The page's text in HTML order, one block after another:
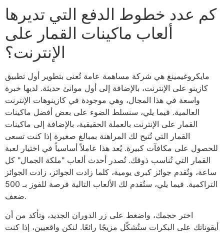
كم عدد خطوط الدفع التي تديرها
ألعاب ماكينات القمار على
الإنترنت؟
مايكروغيمينغ هي شركة مساهمة عامة تُعنى بتطوير أول تطبيق
كازينو على الإنترنت، بالإضافة إلى أول موانئ حديثة. لديها خبرة
واسعة في هذا المجال، وهي موجودة في كازينوهات الإنترنت
العالمية. فيما يلي، سنسلط الضوء على بعض أفضل ماكينات
القمار على الإنترنت بالعملة الحقيقية، بالإضافة إلى ماكينات
القمار التي تُتيح لك المراهنة بمبالغ صغيرة إذا كنت تسعى
للحصول على مكافآت كبيرة. يُعد هذا عاملاً أساسياً في اختيار لعبة
القمار التي تُناسب ذوقك. تُصدر أحدث ألعاب "ملكة الجمال" كل
ساعة، وتُقدم جوائز كبرى يومية، كلما زادت الجوائز، زادت الجوائز
التراكمية. فيما يلي، ستُقدم لك الألعاب التالية فرصة للفوز بـ 500
ضعف.
اختر حجمك، واضغط على زر الدوران الجديد، وتأكد من أن
أيقوناتك على البكرات ستُشكّل مزيجًا رائعًا. لنكن واقعيين، إذا كنت